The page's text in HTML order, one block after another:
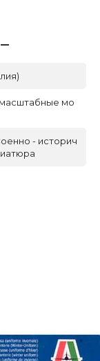
мо
- историч